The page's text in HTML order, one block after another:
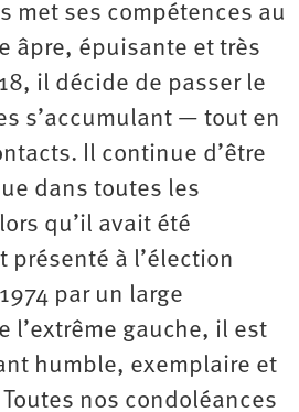
met ses compétences au
âpre, épuisante et très
il décide de passer le
s’accumulant — tout en
Il continue d’être
dans toutes les
qu’il avait été
présenté à l’élection
par un large
l’extrême gauche, il est
humble, exemplaire et
nos condoléances